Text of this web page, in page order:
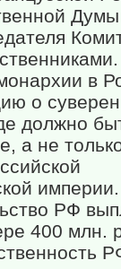
в
о
должно
а не
РФ
400 млн.